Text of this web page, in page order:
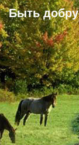
Быть добру